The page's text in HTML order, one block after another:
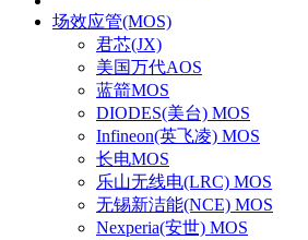
场效应管(MOS)
君芯(JX)
美国万代AOS
蓝箭MOS
DIODES(美台) MOS
Infineon(英飞凌) MOS
长电MOS
乐山无线电(LRC) MOS
无锡新洁能(NCE) MOS
Nexperia(安世) MOS